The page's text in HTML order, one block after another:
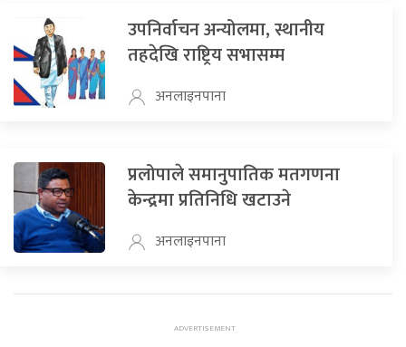
उपनिर्वाचन अन्योलमा, स्थानीय
तहदेखि राष्ट्रिय सभासम्म
अनलाइनपाना
प्रलोपाले समानुपातिक मतगणना
केन्द्रमा प्रतिनिधि खटाउने
अनलाइनपाना